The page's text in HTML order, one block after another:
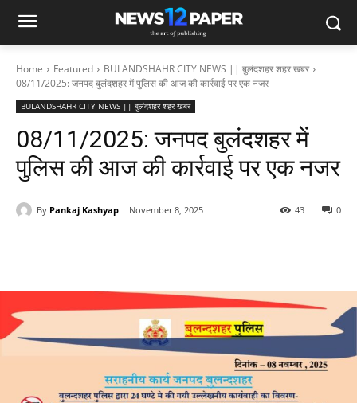
Home Featured
BULANDSHAHR CITY NEWS || बुलंदशहर शहर खबर
08/11/2025: जनपद बुलंदशहर में पुलिस की आज की कार्रवाई पर एक नजर
BULANDSHAHR CITY NEWS || बुलंदशहर शहर खबर
08/11/2025: जनपद बुलंदशहर में
पुलिस की आज की कार्रवाई पर एक नजर
By Pankaj Kashyap November 8, 2025 0
43